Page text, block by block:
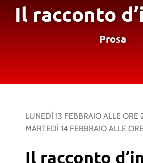
Il racconto
Prosa
LUNEDÌ 13 FEBBRAIO ALLE ORE
MARTEDÌ 14 FEBBRAIO ALLE
Il racconto